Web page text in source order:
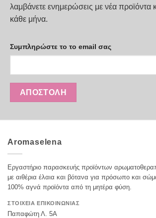
λαμβάνετε ενημερώσεις με νέα προϊόντα
κάθε μήνα.
Συμπληρώστε το το email σας
Aromaselena
Εργαστήριο παρασκευής προϊόντων
με αιθέρια έλαια και βότανα για πρόσωπο και
100% αγνά προϊόντα από τη μητέρα φύση.
ΣΤΟΙΧΕΙΑ ΕΠΙΚΟΙΝΩΝΙΑΣ
Παπαφώτη Λ. 5Α